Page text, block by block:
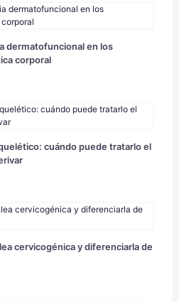
dermatofuncional en los
corporal
cuándo puede tratarlo el
cervicogénica y diferenciarla de